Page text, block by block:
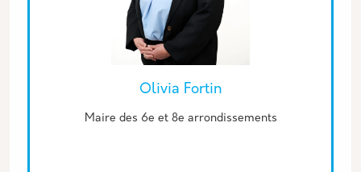
Olivia Fortin
DescriptionMaire des 6e et 8e arrondissements